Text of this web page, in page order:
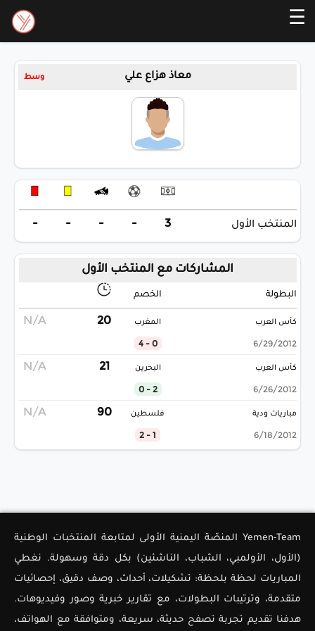
☰
معاذ هزاع علي وسط
المنتخب الأول 3
-
-
-
-
المشاركات مع المنتخب الأول
البطولة الخصم
كأس العرب
6/29/2012
المغرب
0 - 4
20
N/A
كأس العرب
6/26/2012
البحرين
2 - 0
21
N/A
مباريات ودية
6/18/2012
فلسطين
1 - 2
90
N/A
Yemen-Team المنصّة اليمنية الأولى لمتابعة المنتخبات الوطنية
(الأول، الأولمبي، الشباب، الناشئين) بكل دقة وسهولة. نغطي
المباريات لحظة بلحظة: تشكيلات، أحداث، وصف دقيق، إحصائيات
متقدمة، وترتيبات البطولات، مع تقارير خبرية وصور وفيديوهات.
هدفنا تقديم تجربة تصفح حديثة، سريعة، ومتوافقة مع الهواتف،